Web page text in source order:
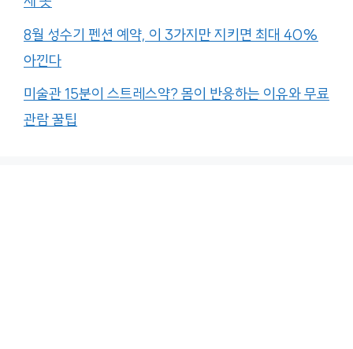
8월 성수기 펜션 예약, 이 3가지만 지키면 최대 40%
아낀다
미술관 15분이 스트레스약? 몸이 반응하는 이유와 무료
관람 꿀팁